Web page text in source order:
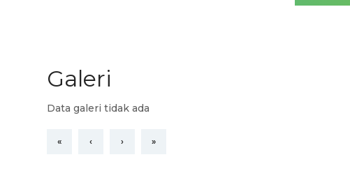
Galeri
Data galeri tidak ada
« ‹ › »